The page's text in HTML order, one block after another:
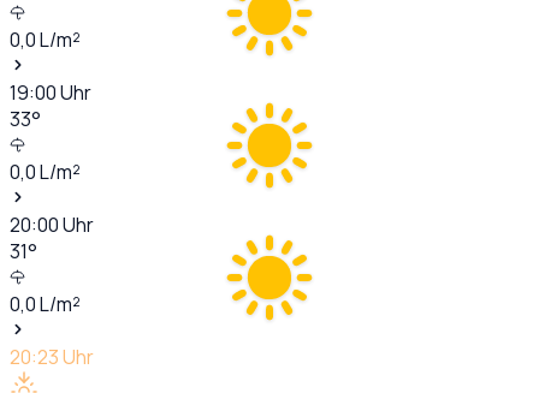
0,0L/m²
19:00Uhr
33°
0,0L/m²
20:00Uhr
31°
0,0L/m²
20:23Uhr